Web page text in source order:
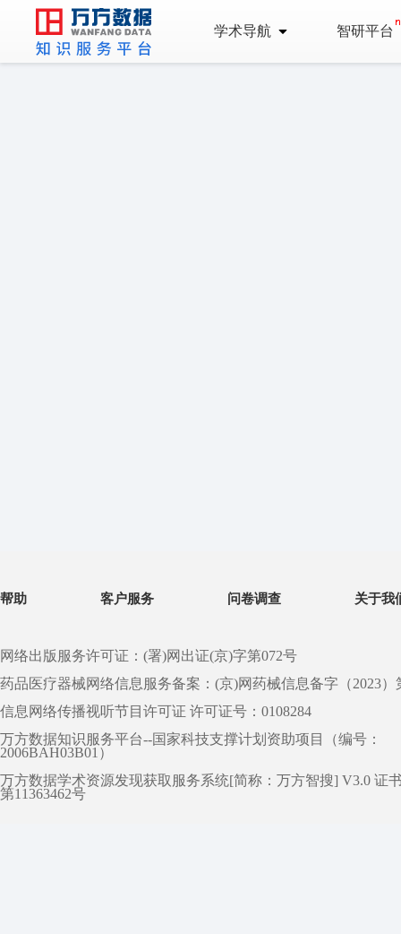
学术导航 智研平台
帮助 客户服务 问卷调查 关于我
网络出版服务许可证：(署)网出证(京)字第072号
药品医疗器械网络信息服务备案：(京)网药械信息备字（2023）
信息网络传播视听节目许可证 许可证号：0108284
万方数据知识服务平台--国家科技支撑计划资助项目（编号：
2006BAH03B01）
万方数据学术资源发现获取服务系统[简称：万方智搜] V3.0 证
第11363462号